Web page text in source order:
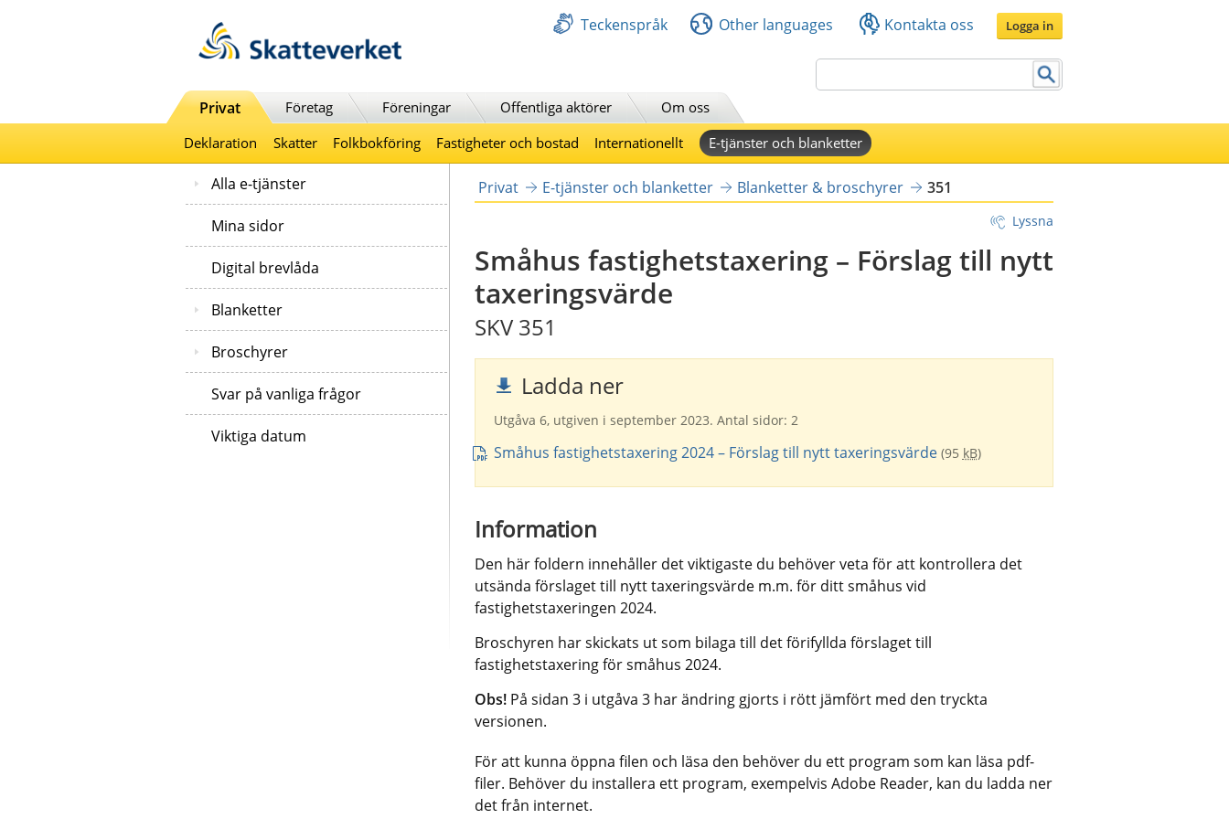
Teckenspråk Other languages Kontakta oss Logga in
Privat Företag Föreningar Offentliga aktörer
Om oss
Deklaration
Skatter Folkbokföring Fastigheter och bostad Internationellt E-tjänster och blanketter
Alla e-tjänster
Mina sidor
Digital brevlåda
Blanketter
Broschyrer
Svar på vanliga frågor
Viktiga datum
Privat E-tjänster och blanketter Blanketter & broschyrer 351
Lyssna
Småhus fastighetstaxering – Förslag till nytt
taxeringsvärde
SKV 351
Ladda ner
Utgåva 6, utgiven i september 2023. Antal sidor: 2
Småhus fastighetstaxering 2024 – Förslag till nytt taxeringsvärde (95 kB)
Information
Den här foldern innehåller det viktigaste du behöver veta för att kontrollera det
utsända förslaget till nytt taxeringsvärde m.m. för ditt småhus vid
fastighetstaxeringen 2024.
Broschyren har skickats ut som bilaga till det förifyllda förslaget till
fastighetstaxering för småhus 2024.
Obs! På sidan 3 i utgåva 3 har ändring gjorts i rött jämfört med den tryckta
versionen.
För att kunna öppna filen och läsa den behöver du ett program som kan läsa pdf-
filer. Behöver du installera ett program, exempelvis Adobe Reader, kan du ladda ner
det från internet.